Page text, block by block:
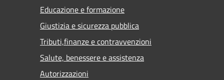
Educazione e formazione
Giustizia e sicurezza pubblica
Tributi,finanze e contravvenzioni
Salute, benessere e assistenza
Autorizzazioni